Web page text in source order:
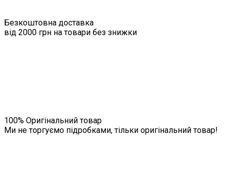
Безкоштовна доставка
від 2000 грн на товари без знижки
100% Оригінальний товар
Ми не торгуємо підробками, тільки оригінальний товар!